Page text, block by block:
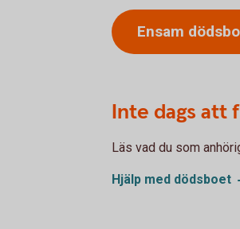
Ensam
Inte dags att
Läs vad du som
Hjälp med dödsboet